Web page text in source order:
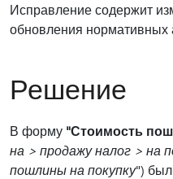
Исправление содержит
обновления нормативных
Решение
В форму "Стоимость
на > продажу налог > на
пошлины на покупку")